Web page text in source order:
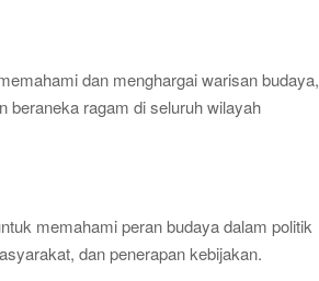
dan menghargai warisan budaya,
beraneka ragam di seluruh wilayah
memahami peran budaya dalam politik
dan penerapan kebijakan.